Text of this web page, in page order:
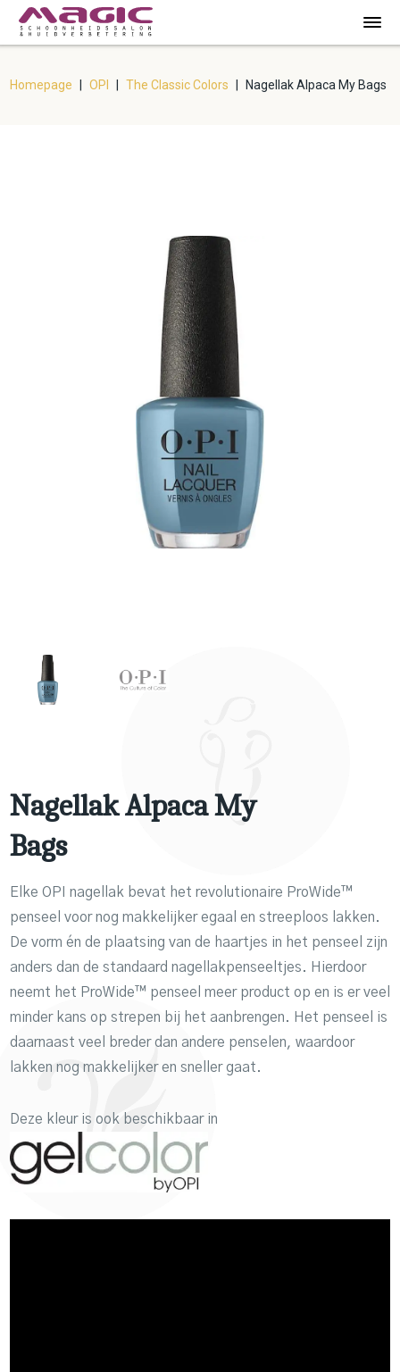
Homepage OPI The Classic Colors Nagellak Alpaca My Bags
Nagellak Alpaca My
Bags
Elke OPI nagellak bevat het revolutionaire ProWide™
penseel voor nog makkelijker egaal en streeploos lakken.
De vorm én de plaatsing van de haartjes in het penseel zijn
anders dan de standaard nagellakpenseeltjes. Hierdoor
neemt het ProWide™ penseel meer product op en is er veel
minder kans op strepen bij het aanbrengen. Het penseel is
daarnaast veel breder dan andere penselen, waardoor
lakken nog makkelijker en sneller gaat.
Deze kleur is ook beschikbaar in